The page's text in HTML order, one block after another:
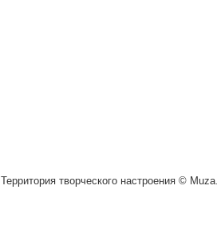
Территория творческого настроения ©